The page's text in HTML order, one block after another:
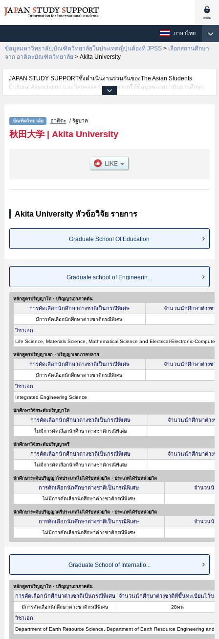
ภาษาไทย
ข้อมูลมหาวิทยาลัย,บัณฑิตวิทยาลัยในประเทศญี่ปุ่นต้องที่ JPSS > เลือกสถานศึกษา
จาก อาคิตะบัณฑิตวิทยาลัย > Akita University
JAPAN STUDY SUPPORTซึ่งดำเนินงานร่วมกันของThe Asian Students
Cultural Association และBenesse Corporationให้ข้อมูลของสถาบันการศึกษา
ระดับมหาวิทยาลัย・บัณฑิตวิทยาลัย・วิทยาลัยระดับอนุปริญญา・วิทยาลัย
เช่นGraduate School Of EducationหรือGraduate school of Engineering
ScienceหรือGraduate School of International Resource Sciences
เป็นต้น,ข้อมูลของแต่ละสาขาวิจัย,ข้อมูลการสอบคัดเลือกเข้าศึกษาเช่นจำนวนคน
ทางเป็นต้นไว้ด้วยดังนั้นขอเชิญใช้บริการค้นหาข้อมูลตามอัธยาศัย
อาคิตะ / รัฐบาล
秋田大学| Akita University
Akita University หัวข้อวิจัย รายการ
Graduate School Of Education
Graduate school of Engineerin...
หลักสูตรปริญญาโท・ปริญญาเอกภาคต้น
การคัดเลือกนักศึกษาต่างชาติเป็นกรณีพิเศษ จำนวนนักศึกษาต่างชา
มีการคัดเลือกนักศึกษาต่างชาติกรณีพิเศษ
วิชาเอก
Life Science, Materials Science, Mathematical Science and Electrical-Electronic-
หลักสูตรปริญญาเอก・ปริญญาเอกภาคปลาย
การคัดเลือกนักศึกษาต่างชาติเป็นกรณีพิเศษ จำนวนนักศึกษาต่างชา
มีการคัดเลือกนักศึกษาต่างชาติกรณีพิเศษ
วิชาเอก
Integrated Engineering Science
นักศึกษาวิจัยระดับปริญญาโท
การคัดเลือกนักศึกษาต่างชาติเป็นกรณีพิเศษ จำนวนนักศึกษาต่างช
ไม่มีการคัดเลือกนักศึกษาต่างชาติกรณีพิเศษ
นักศึกษาวิจัยระดับปริญญาตรี
การคัดเลือกนักศึกษาต่างชาติเป็นกรณีพิเศษ จำนวนนักศึกษาต่างช
ไม่มีการคัดเลือกนักศึกษาต่างชาติกรณีพิเศษ
นักศึกษาระดับปริญญาโทประเภทไม่ได้รับหน่วยกิต・ประเภทได้รับหน่วยกิต
การคัดเลือกนักศึกษาต่างชาติเป็นกรณีพิเศษ จำนวนนัก
ไม่มีการคัดเลือกนักศึกษาต่างชาติกรณีพิเศษ
นักศึกษาระดับปริญญาตรีประเภทไม่ได้รับหน่วยกิต・ประเภทได้รับหน่วยกิต
การคัดเลือกนักศึกษาต่างชาติเป็นกรณีพิเศษ จำนวนนัก
ไม่มีการคัดเลือกนักศึกษาต่างชาติกรณีพิเศษ
Graduate School of Internatio...
หลักสูตรปริญญาโท・ปริญญาเอกภาคต้น
การคัดเลือกนักศึกษาต่างชาติเป็นกรณีพิเศษ จำนวนนักศึกษาต่างชาติที่ขึ้นทะเบียนไว้ขอ
มีการคัดเลือกนักศึกษาต่างชาติกรณีพิเศษ 28คน
วิชาเอก
Department of Earth Resource Science, Department of Earth Resource Engineering and